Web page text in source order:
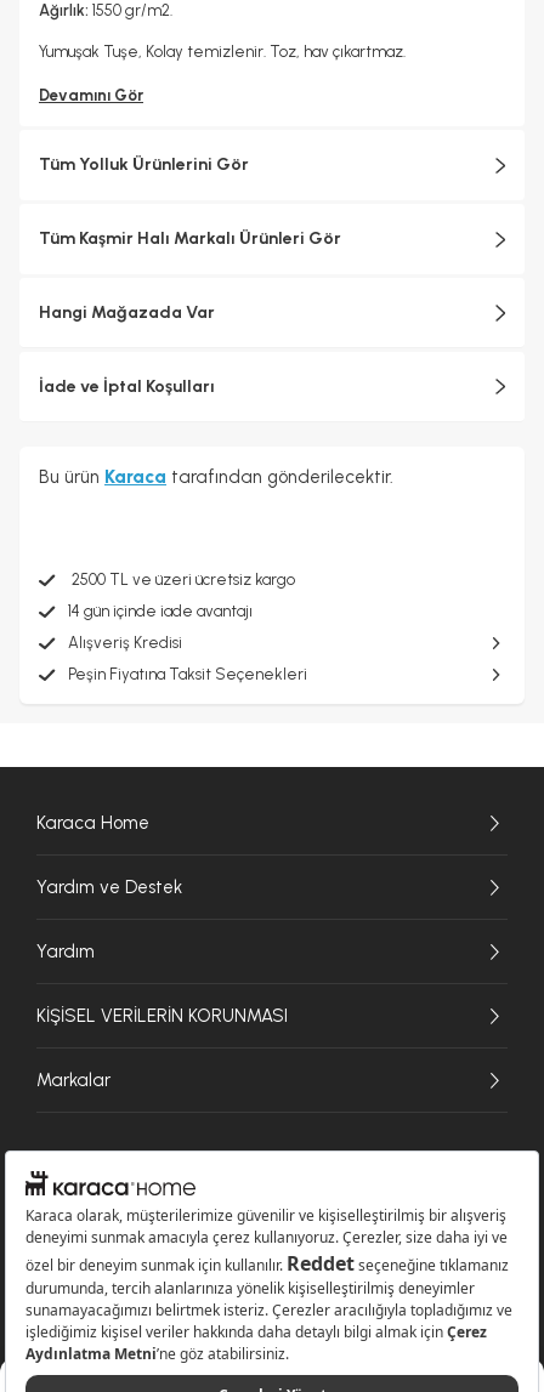
Ağırlık: 1550 gr/m2.
Yumuşak Tuşe, Kolay temizlenir. Toz, hav çıkartmaz.
Devamını Gör
Tüm Yolluk Ürünlerini Gör
Tüm Kaşmir Halı Markalı Ürünleri Gör
Hangi Mağazada Var
İade ve İptal Koşulları
Bu ürün Karaca tarafından gönderilecektir.
2500 TL ve üzeri ücretsiz kargo
14 gün içinde iade avantajı
Alışveriş Kredisi
Peşin Fiyatına Taksit Seçenekleri
Karaca Home
Yardım ve Destek
Yardım
KİŞİSEL VERİLERİN KORUNMASI
Markalar
© 2026 Karaca Home Collection Tekstil Sanayi ve Ticaret A.Ş. - Tüm hakları
saklıdır.